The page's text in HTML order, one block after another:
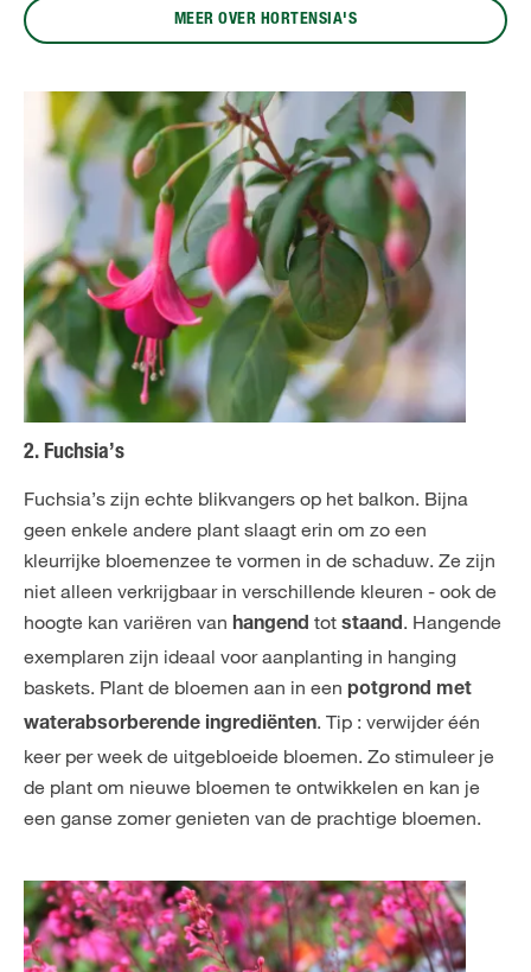
MEER OVER HORTENSIA'S
2. Fuchsia’s
Fuchsia’s zijn echte blikvangers op het balkon. Bijna
geen enkele andere plant slaagt erin om zo een
kleurrijke bloemenzee te vormen in de schaduw. Ze zijn
niet alleen verkrijgbaar in verschillende kleuren - ook de
hoogte kan variëren van hangend tot staand. Hangende
exemplaren zijn ideaal voor aanplanting in hanging
baskets. Plant de bloemen aan in een potgrond met
waterabsorberende ingrediënten. Tip : verwijder één
keer per week de uitgebloeide bloemen. Zo stimuleer je
de plant om nieuwe bloemen te ontwikkelen en kan je
een ganse zomer genieten van de prachtige bloemen.